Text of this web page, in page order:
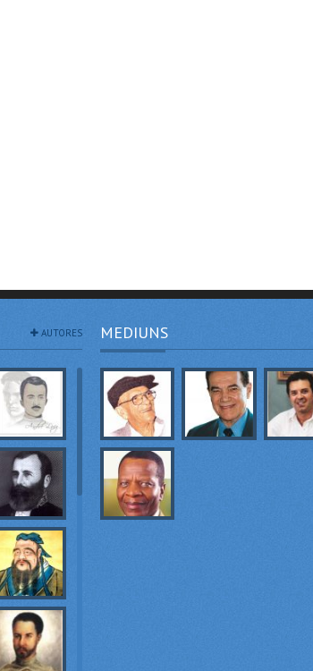
AUTORES MEDIUNS